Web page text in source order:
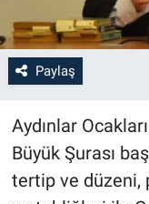
Paylaş
Aydınlar
Büyük Şurası
tertip ve düzeni,